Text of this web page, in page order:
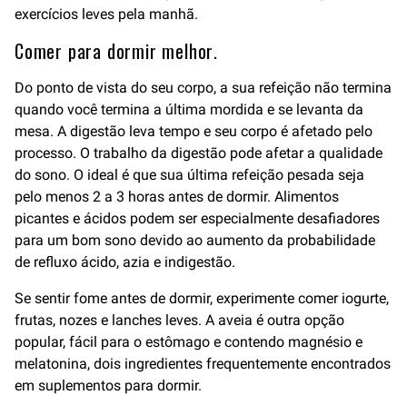
exercícios leves pela manhã.
Comer para dormir melhor.
Do ponto de vista do seu corpo, a sua refeição não termina
quando você termina a última mordida e se levanta da
mesa. A digestão leva tempo e seu corpo é afetado pelo
processo. O trabalho da digestão pode afetar a qualidade
do sono. O ideal é que sua última refeição pesada seja
pelo menos 2 a 3 horas antes de dormir. Alimentos
picantes e ácidos podem ser especialmente desafiadores
para um bom sono devido ao aumento da probabilidade
de refluxo ácido, azia e indigestão.
Se sentir fome antes de dormir, experimente comer iogurte,
frutas, nozes e lanches leves. A aveia é outra opção
popular, fácil para o estômago e contendo magnésio e
melatonina, dois ingredientes frequentemente encontrados
em suplementos para dormir.